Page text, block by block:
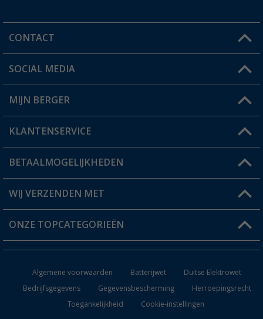
CONTACT
Een vraag?
Winkel vinden
SOCIAL MEDIA
MIJN BERGER
Mijn account
Status bestelling
Verlanglijstje
KLANTENSERVICE
FAQ & Contact
Verzendinformatie
Catalogus
BETAALMOGELIJKHEDEN
WIJ VERZENDEN MET
ONZE TOPCATEGORIEËN
Campingmeubilair
Algemene voorwaarden Batterijwet
Duitse Elektrowet
Bedrijfsgegevens
Gegevensbescherming
Herroepingsrecht
Toegankelijkheid
Cookie-instellingen